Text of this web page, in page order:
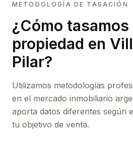
METODOLOGÍA DE TASACIÓN
¿Cómo tasamos
propiedad en
Pilar?
Utilizamos metodologías
en el mercado inmobiliario
aporta datos diferentes según
tu objetivo de venta.